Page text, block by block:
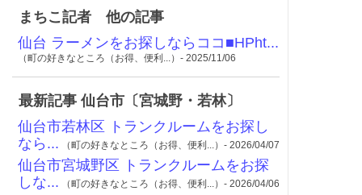
まちこ記者 他の記事
仙台 ラーメンをお探しならココ■HPht...
（町の好きなところ（お得、便利...）- 2025/11/06
最新記事 仙台市〔宮城野・若林〕
仙台市若林区 トランクルームをお探し
なら... （町の好きなところ（お得、便利...）- 2026/04/07
仙台市宮城野区 トランクルームをお探
しな... （町の好きなところ（お得、便利...）- 2026/04/06